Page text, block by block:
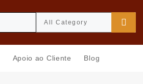
Apoio ao Cliente Blog